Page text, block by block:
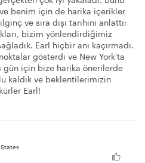
ve benim için de harika içerikler
ve sıra dışı tarihini anlattı;
bizim yönlendirdiğimiz
Earl hiçbir anı kaçırmadı.
gösterdi ve New York'ta
için bize harika önerilerde
kaldık ve beklentilerimizin
Earl!